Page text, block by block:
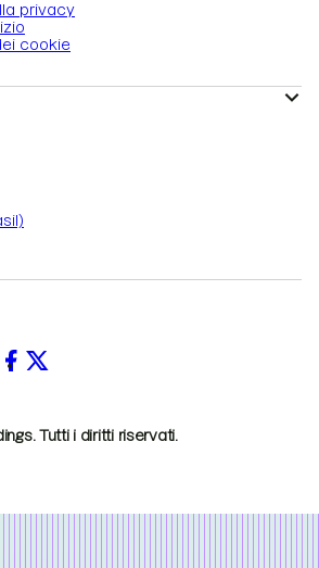
privacy
cookie
Tutti i diritti riservati.